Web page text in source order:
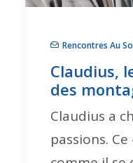
Rencontres Au
Claudius,
des
Claudius a
passions.